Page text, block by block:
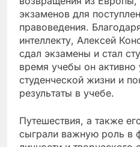
экзаменов для
правоведения.
интеллекту, Алексей
сдал экзамены и стал
время учебы он активно
студенческой жизни и
результаты в учебе.
Путешествия, а также
сыграли важную роль в